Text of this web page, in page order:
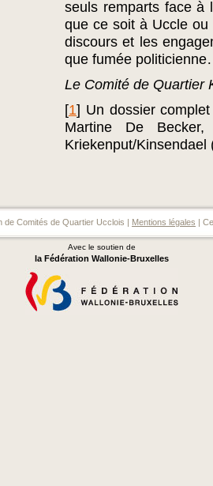
seuls remparts face à
que ce soit à Uccle ou
discours et les
que fumée
Le Comité de Quartier
[1] Un dossier
Martine De
Kriekenput/Kinsendael
de Comités de Quartier Ucclois | Mentions légales |
Avec le soutien de
la Fédération Wallonie-Bruxelles